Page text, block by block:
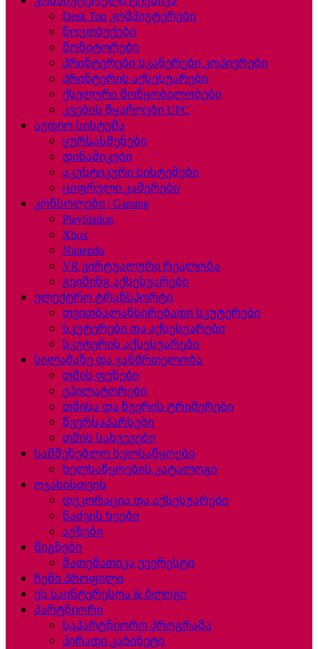
Desk Top კომპიუტერები
ნოუთბუქები
მონიტორები
პრინტერები სკანერები კოპიერები
პრინტერის აქსესუარები
ქსელური მოწყობილობები
კვების წყაროები UPC
აუდიო სისტემა
ყურსასმენები
დინამიკები
აკუსტიკური სისტემები
ციფრული კამერები
კონსოლები | Gaming
PlayStation
Xbox
Nintendo
VR ვირტუალური რეალობა
გეიმინგ აქსესუარები
ელექტრო ტრანსპორტი
თვითბალანსირებადი სკუტერები
სკუტერები და აქსესუარები
სკუტერის აქსესუარები
სილამაზე და ჯანმრთელობა
თმის ფენები
ეპილატორები
თმისა და წვერის ტრიმერები
წვერსაპარსები
თმის სახვევები
სამშენებლო ხელსაწყოები
ხელსაწყოების კატალოგი
ოჯახისთვის
დეკორაცია და აქსესუარები
ნაძვის ხეები
აუზები
წიგნები
მათემათიკა ევერესტი
ჩემი პროფილი
ეს საინტერესოა & ბლოგი
პარტნიორი
საპარტნიორო პროგრამა
პირადი კაბინეტი